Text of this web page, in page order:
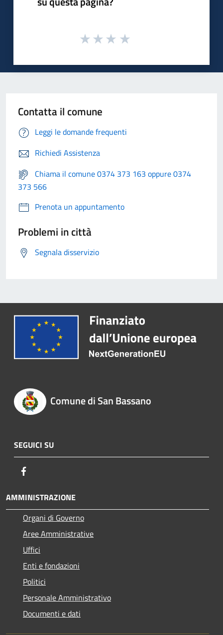
Contatta il comune
Leggi le domande frequenti
Richiedi Assistenza
Chiama il comune 0374 373 163 oppure 0374
373 566
Prenota un appuntamento
Problemi in città
Segnala disservizio
Comune di San Bassano
SEGUICI SU
AMMINISTRAZIONE
Organi di Governo
Aree Amministrative
Uffici
Enti e fondazioni
Politici
Personale Amministrativo
Documenti e dati